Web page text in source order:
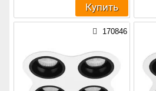
Купить
170846